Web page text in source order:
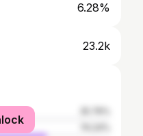
6.28%
23.2k